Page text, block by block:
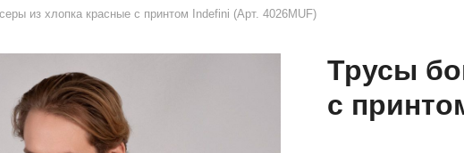
из хлопка красные с принтом Indefini (Арт. 4026MUF)
Трусы
с